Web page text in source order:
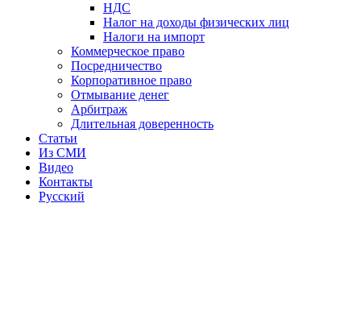
НДС
Налог на доходы физических лиц
Налоги на импорт
Коммерческое право
Посредничество
Корпоративное право
Отмывание денег
Арбитраж
Длительная доверенность
Статьи
Из СМИ
Видео
Контакты
Русский